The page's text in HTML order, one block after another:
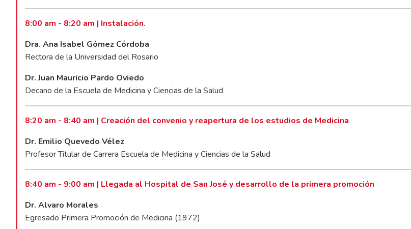
8:00 am - 8:20 am | Instalación.
Dra. Ana Isabel Gómez Córdoba
Rectora de la Universidad del Rosario
Dr. Juan Mauricio Pardo Oviedo
Decano de la Escuela de Medicina y Ciencias de la Salud
8:20 am - 8:40 am | Creación del convenio y reapertura de los estudios de Medicina
Dr. Emilio Quevedo Vélez
Profesor Titular de Carrera Escuela de Medicina y Ciencias de la Salud
8:40 am - 9:00 am | Llegada al Hospital de San José y desarrollo de la primera promoción
Dr. Alvaro Morales
Egresado Primera Promoción de Medicina (1972)